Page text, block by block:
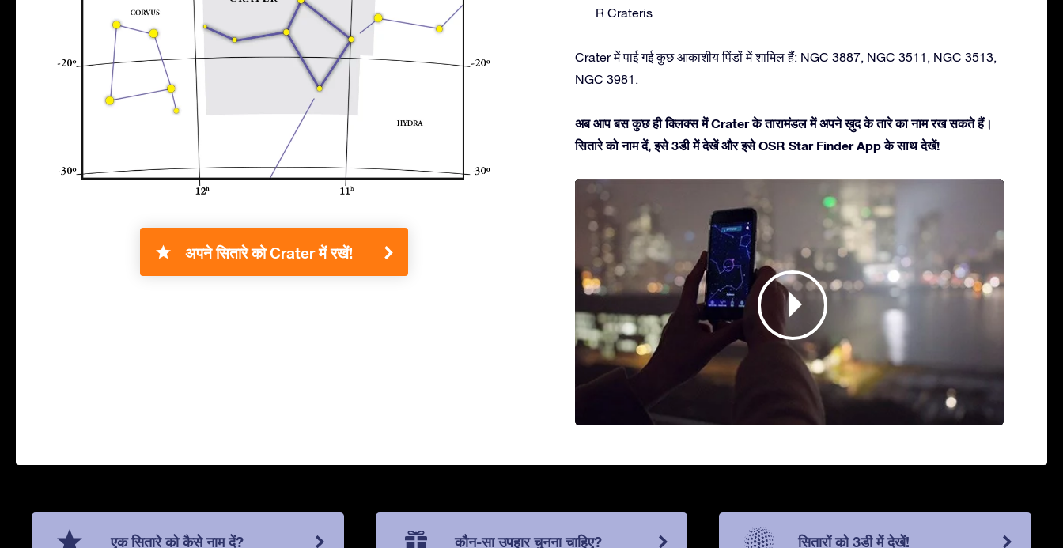
अपने सितारे को Crater में रखें!
R Crateris
Crater में पाई गई कुछ आकाशीय पिंडों में शामिल हैं: NGC 3887, NGC 3511, NGC 3513,
NGC 3981.
अब आप बस कुछ ही क्लिक्स में Crater के तारामंडल में अपने ख़ुद के तारे का नाम रख सकते हैं।
सितारे को नाम दें, इसे 3डी में देखें और इसे OSR Star Finder App के साथ देखें!
एक सितारे को कैसे नाम दें? कौन-सा उपहार चुनना चाहिए? सितारों को 3डी में देखें!